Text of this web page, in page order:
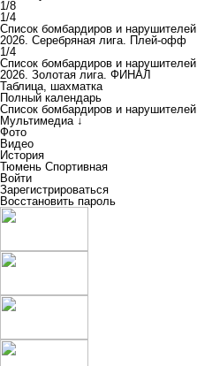
1/8
1/4
Список бомбардиров и нарушителей
2026. Серебряная лига. Плей-офф
1/4
Список бомбардиров и нарушителей
2026. Золотая лига. ФИНАЛ
Таблица, шахматка
Полный календарь
Список бомбардиров и нарушителей
Мультимедиа ↓
Фото
Видео
История
Тюмень Спортивная
Войти
Зарегистрироваться
Восстановить пароль